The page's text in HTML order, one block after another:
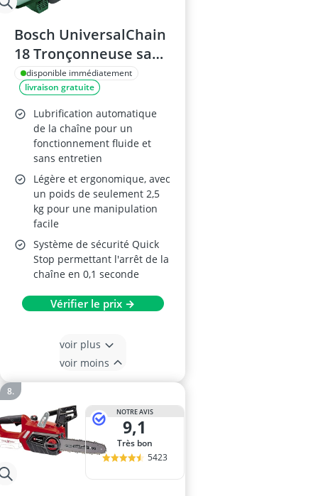
Bosch UniversalChain
18 Tronçonneuse sans
fil 20cm
disponible immédiatement
livraison gratuite
Lubrification automatique
de la chaîne pour un
fonctionnement fluide et
sans entretien
Légère et ergonomique, avec
un poids de seulement 2,5
kg pour une manipulation
facile
Système de sécurité Quick
Stop permettant l'arrêt de la
chaîne en 0,1 seconde
Vérifier le prix →
voir plus
voir moins
NOTRE AVIS
9,1
Très bon
5423